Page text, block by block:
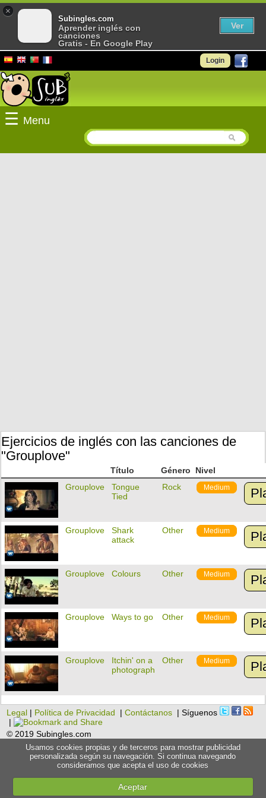
Login
☰ Menu
Ejercicios de inglés con las canciones de
"Grouplove"
Título Género
Nivel
Grouplove
Tongue
Tied
Rock Medium
Grouplove
Shark
attack
Other Medium
Grouplove Colours Other Medium
Grouplove Ways to go Other Medium
Grouplove
Itchin' on a
photograph
Other Medium
Legal | Política de Privacidad |Contáctanos | Síguenos
|
© 2019 Subingles.com
Usamos cookies propias y de terceros para mostrar publicidad
personalizada según su navegación. Si continua navegando
consideramos que acepta el uso de cookies
Aceptar
×
Subingles.com
Aprender inglés con
canciones
Gratis - En Google Play
Ver